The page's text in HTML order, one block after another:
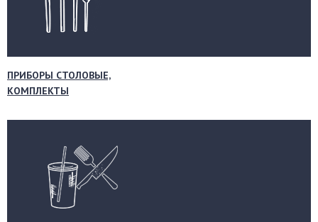
ПРИБОРЫ СТОЛОВЫЕ,
КОМПЛЕКТЫ